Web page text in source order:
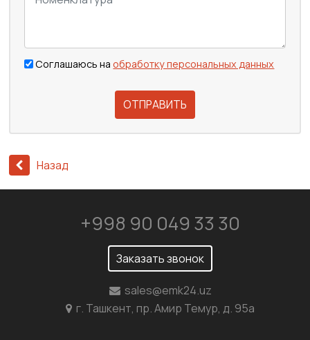
Соглашаюсь наобработку персональных данных
ОТПРАВИТЬ
Назад
+998 90 049 33 30
Заказать звонок
sales@emk24.uz
г. Ташкент, пр. Амир Темур, д. 95а